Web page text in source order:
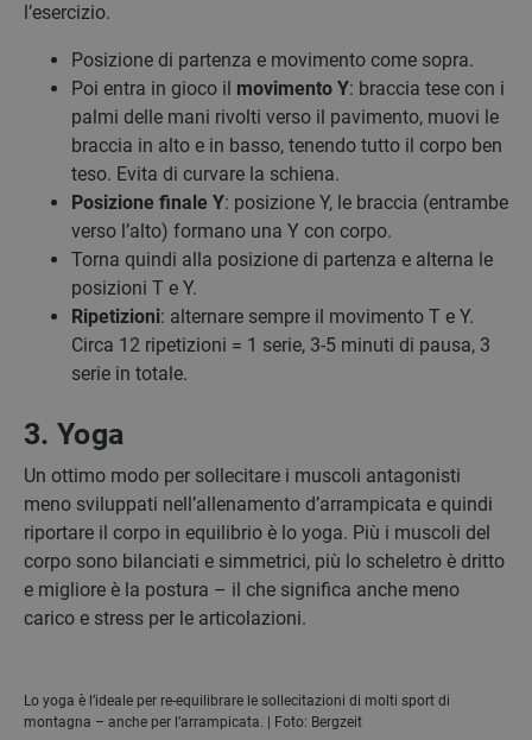
l’esercizio.
Posizione di partenza e movimento come sopra.
Poi entra in gioco il movimento Y: braccia tese con i
palmi delle mani rivolti verso il pavimento, muovi le
braccia in alto e in basso, tenendo tutto il corpo ben
teso. Evita di curvare la schiena.
Posizione finale Y: posizione Y, le braccia (entrambe
verso l’alto) formano una Y con corpo.
Torna quindi alla posizione di partenza e alterna le
posizioni T e Y.
Ripetizioni: alternare sempre il movimento T e Y.
Circa 12 ripetizioni = 1 serie, 3-5 minuti di pausa, 3
serie in totale.
3. Yoga
Un ottimo modo per sollecitare i muscoli antagonisti
meno sviluppati nell’allenamento d’arrampicata e quindi
riportare il corpo in equilibrio è lo yoga. Più i muscoli del
corpo sono bilanciati e simmetrici, più lo scheletro è dritto
e migliore è la postura – il che significa anche meno
carico e stress per le articolazioni.
Lo yoga è l’ideale per re-equilibrare le sollecitazioni di molti sport di
montagna – anche per l’arrampicata. | Foto: Bergzeit